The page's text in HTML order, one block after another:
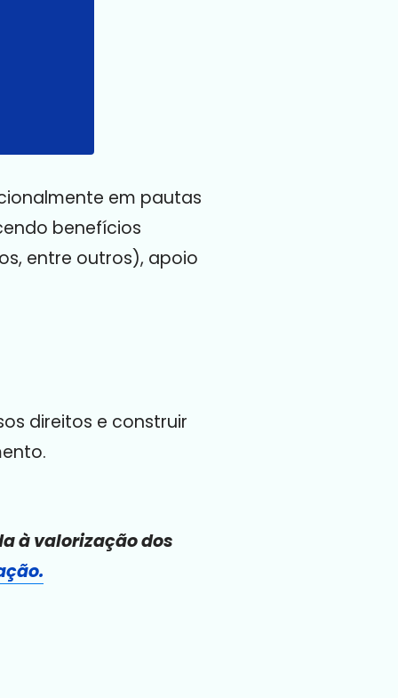
em pautas
benefícios
entre outros), apoio
direitos e construir
à valorização dos